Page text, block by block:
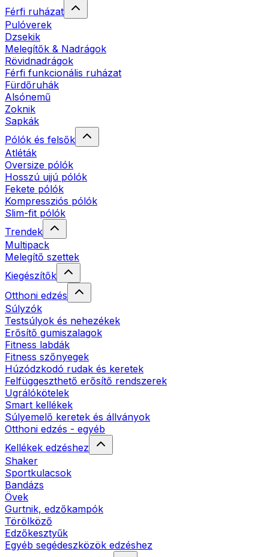
Férfi ruházat
Pulóverek
Dzsekik
Melegítők & Nadrágok
Rövidnadrágok
Férfi funkcionális ruházat
Fürdőruhák
Alsónemű
Zoknik
Sapkák
Pólók és felsők
Atléták
Oversize pólók
Hosszú ujjú pólók
Fekete pólók
Kompressziós pólók
Slim-fit pólók
Trendek
Multipack
Melegítő szettek
Kiegészítők
Otthoni edzés
Súlyzók
Testsúlyok és nehezékek
Erősítő gumiszalagok
Fitness labdák
Fitness szőnyegek
Húzódzkodó rudak és keretek
Felfüggeszthető erősítő rendszerek
Ugrálókötelek
Smart kellékek
Súlyemelő keretek és állványok
Otthoni edzés - egyéb
Kellékek edzéshez
Shaker
Sportkulacsok
Bandázs
Övek
Gurtnik, edzőkampók
Törölköző
Edzőkesztyűk
Egyéb segédeszközök edzéshez